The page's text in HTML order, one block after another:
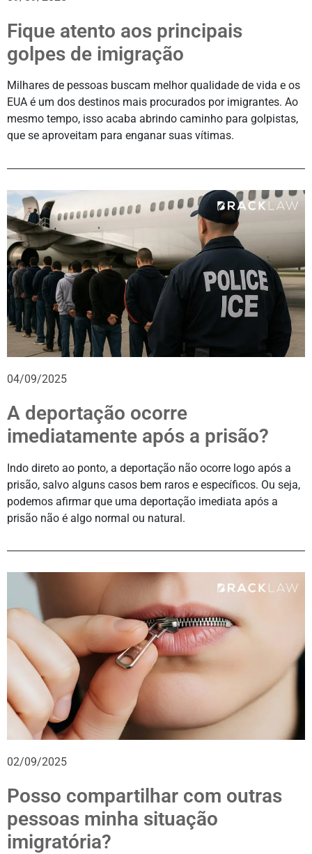
Fique atento aos principais
golpes de imigração
Milhares de pessoas buscam melhor qualidade de vida e os
EUA é um dos destinos mais procurados por imigrantes. Ao
mesmo tempo, isso acaba abrindo caminho para golpistas,
que se aproveitam para enganar suas vítimas.
04/09/2025
A deportação ocorre
imediatamente após a prisão?
Indo direto ao ponto, a deportação não ocorre logo após a
prisão, salvo alguns casos bem raros e específicos. Ou seja,
podemos afirmar que uma deportação imediata após a
prisão não é algo normal ou natural.
02/09/2025
Posso compartilhar com outras
pessoas minha situação
imigratória?